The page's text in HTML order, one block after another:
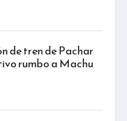
de tren de Pachar
rumbo a Machu